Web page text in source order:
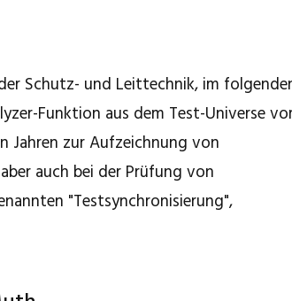
Schutz- und Leittechnik, im
Funktion aus dem Test-Universe
Jahren zur Aufzeichnung von
auch bei der Prüfung von
"Testsynchronisierung",